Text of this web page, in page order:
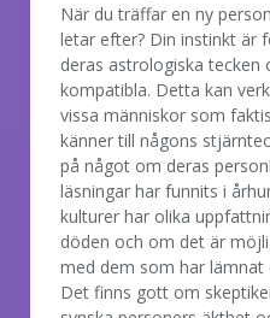
När du träffar en ny
letar efter? Din instinkt är
deras astrologiska tecken
kompatibla. Detta kan
vissa människor som
känner till någons
på något om deras
läsningar har funnits i
kulturer har olika
döden och om det är
med dem som har lämnat
Det finns gott om